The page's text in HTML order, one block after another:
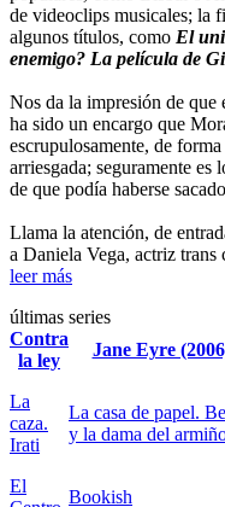
de videoclips musicales; la
algunos títulos, como El
enemigo? La película de
Nos da la impresión de que
ha sido un encargo que
escrupulosamente, de
arriesgada; seguramente es
de que podía haberse
Llama la atención, de
a Daniela Vega, actriz trans
leer más
últimas series
Contra
la ley
Jane Eyre
La
caza.
Irati
La casa de papel.
y la dama del
El
Bookish